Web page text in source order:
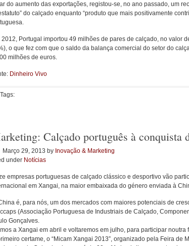
do aumento das exportações, registou-se, no ano passado, um
do calçado enquanto “produto que mais positivamente
2012, Portugal importou 49 milhões de pares de calçado, no valor
o que fez com que o saldo da balança comercial do setor do
milhões de euros.
Dinheiro Vivo
Tags:
Calçado português à conquista
Março 29, 2013 by Inovação & Marketing
under Notícias
empresas portuguesas de calçado clássico e desportivo vão
em Xangai, na maior embaixada do género enviada à
é, para nós, um dos mercados com maiores potenciais de
(Associação Portuguesa de Industriais de Calçado,
Gonçalves.
a Xangai em abril e voltaremos em julho, para participar noutra
certame, o “Micam Xangai 2013”, organizado pela Feira de